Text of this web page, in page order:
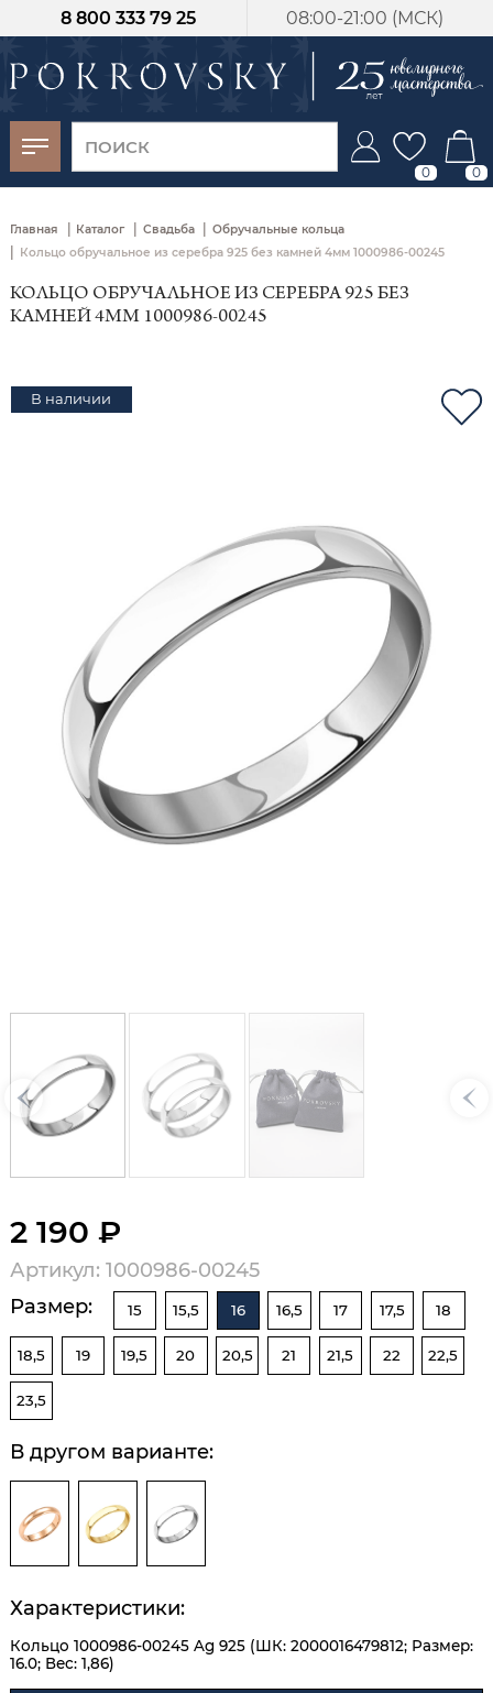
08:00-21:00 (МСК)
8 800 333 79 25
0 0
Главная | Каталог | Свадьба | Обручальные кольца
| Кольцо обручальное из серебра 925 без камней 4мм 1000986-00245
КОЛЬЦО ОБРУЧАЛЬНОЕ ИЗ СЕРЕБРА 925 БЕЗ
КАМНЕЙ 4ММ 1000986-00245
В наличии
2 190 ₽
Артикул: 1000986-00245
Размер:
15 15,5 16 16,5 17 17,5 18
18,5 19 19,5 20 20,5 21 21,5 22 22,5
23,5
В другом варианте:
Характеристики:
Кольцо 1000986-00245 Ag 925 (ШК: 2000016479812; Размер:
16.0; Вес: 1,86)
-30%
от 15 дней с
момента оплаты